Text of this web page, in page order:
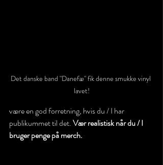
Det danske band "Danefæ" fik denne smukke vinyl
lavet!
være en god forretning, hvis du / I har
publikummet til det. Vær realistisk når du / I
bruger penge på merch.